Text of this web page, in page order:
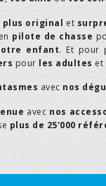
plus original et
en pilote de chasse
enfant. Et pour
pour les adultes et
avec nos
avec nos
plus de 25'000